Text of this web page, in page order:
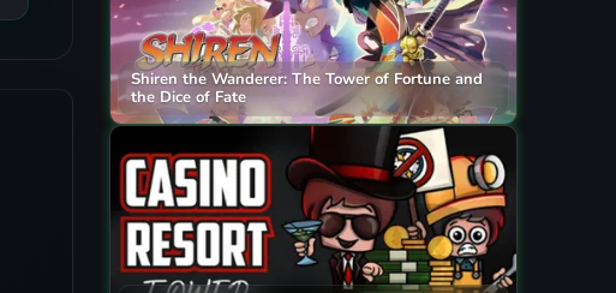
Shiren the Wanderer: The Tower of Fortune and
the Dice of Fate